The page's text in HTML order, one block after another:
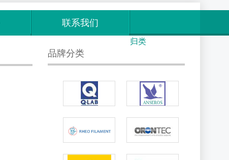
联系我们
归类
品牌分类